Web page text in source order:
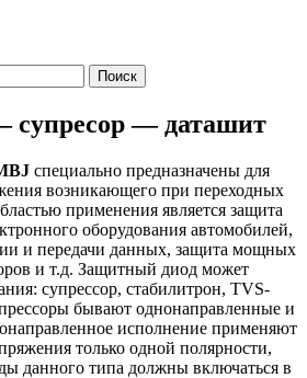
супресор — даташит
специально предназначены для
возникающего при переходных
применения является защита
оборудования автомобилей,
и передачи данных, защита мощных
и т.д. Защитный диод может
супрессор, стабилитрон, TVS-
бывают однонаправленные и
исполнение применяют
только одной полярности,
данного типа должны включаться в